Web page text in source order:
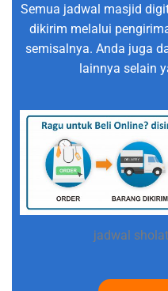
Semua jadwal masjid
dikirim melalui
semisalnya. Anda juga
lainnya selain
jadwal